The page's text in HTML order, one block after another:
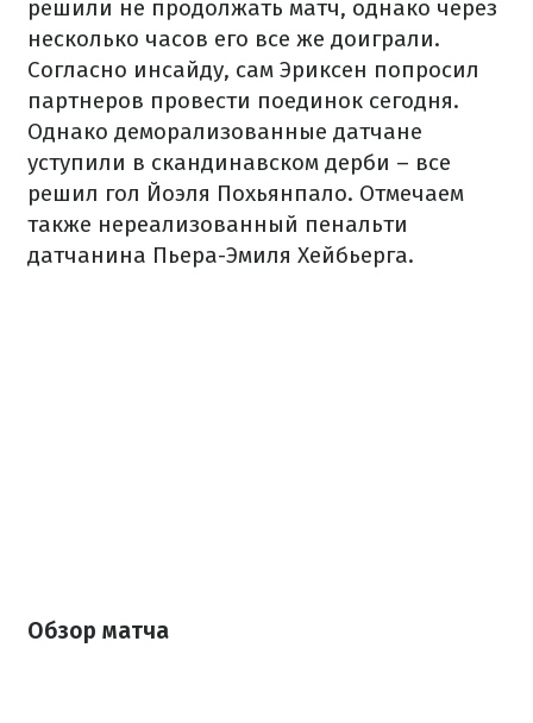
решили не продолжать матч, однако через
несколько часов его все же доиграли.
Согласно инсайду, сам Эриксен попросил
партнеров провести поединок сегодня.
Однако деморализованные датчане
уступили в скандинавском дерби – все
решил гол Йоэля Похьянпало. Отмечаем
также нереализованный пенальти
датчанина Пьера-Эмиля Хейбьерга.
Обзор матча